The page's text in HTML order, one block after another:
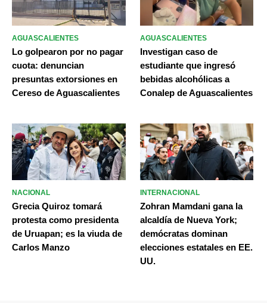
AGUASCALIENTES
Lo golpearon por no pagar
cuota: denuncian
presuntas extorsiones en
Cereso de Aguascalientes
AGUASCALIENTES
Investigan caso de
estudiante que ingresó
bebidas alcohólicas a
Conalep de Aguascalientes
NACIONAL
Grecia Quiroz tomará
protesta como presidenta
de Uruapan; es la viuda de
Carlos Manzo
INTERNACIONAL
Zohran Mamdani gana la
alcaldía de Nueva York;
demócratas dominan
elecciones estatales en EE.
UU.